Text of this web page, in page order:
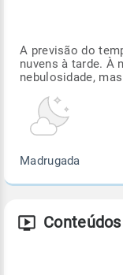
A previsão do
nuvens à tarde. À
nebulosidade,
Madrugada